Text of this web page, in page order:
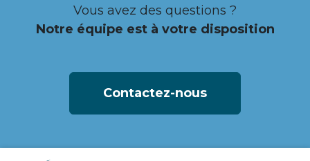
Vous avez des questions ?
Notre équipe est à votre disposition
Contactez-nous